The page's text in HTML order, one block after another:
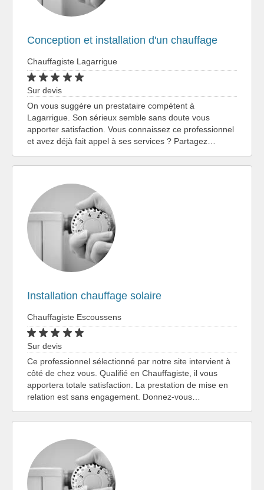
Conception et installation d'un chauffage
Chauffagiste Lagarrigue
Sur devis
On vous suggère un prestataire compétent à
Lagarrigue. Son sérieux semble sans doute vous
apporter satisfaction. Vous connaissez ce professionnel
et avez déjà fait appel à ses services ? Partagez…
Installation chauffage solaire
Chauffagiste Escoussens
Sur devis
Ce professionnel sélectionné par notre site intervient à
côté de chez vous. Qualifié en Chauffagiste, il vous
apportera totale satisfaction. La prestation de mise en
relation est sans engagement. Donnez-vous…